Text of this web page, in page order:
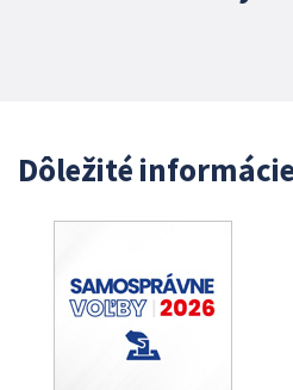
Dôležité informácie